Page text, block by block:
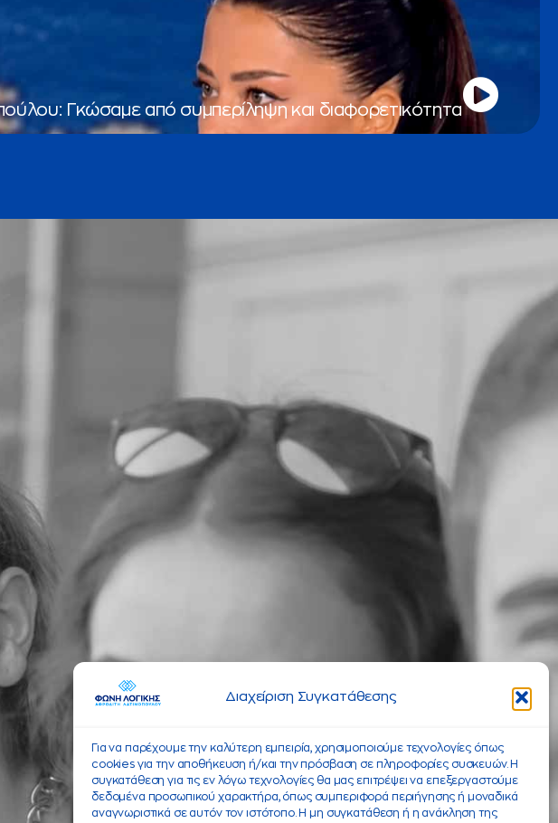
Διαχείριση Συγκατάθεσης
Για να παρέχουμε την καλύτερη εμπειρία, χρησιμοποιούμε τεχνολογίες όπως
cookies για την αποθήκευση ή/και την πρόσβαση σε πληροφορίες συσκευών. Η
συγκατάθεση για τις εν λόγω τεχνολογίες θα μας επιτρέψει να επεξεργαστούμε
δεδομένα προσωπικού χαρακτήρα, όπως συμπεριφορά περιήγησης ή μοναδικά
αναγνωριστικά σε αυτόν τον ιστότοπο. Η μη συγκατάθεση ή η ανάκληση της
Γκώσαμε από συμπερίληψη και διαφορετικότητα